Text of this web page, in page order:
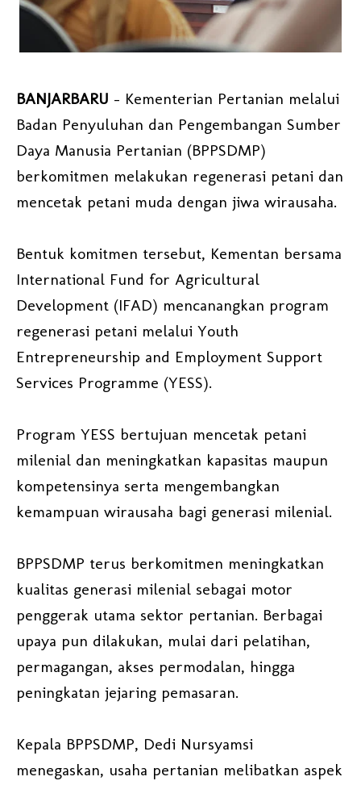
BANJARBARU - Kementerian Pertanian melalui
Badan Penyuluhan dan Pengembangan Sumber
Daya Manusia Pertanian (BPPSDMP)
berkomitmen melakukan regenerasi petani dan
mencetak petani muda dengan jiwa wirausaha.
Bentuk komitmen tersebut, Kementan bersama
International Fund for Agricultural
Development (IFAD) mencanangkan program
regenerasi petani melalui Youth
Entrepreneurship and Employment Support
Services Programme (YESS).
Program YESS bertujuan mencetak petani
milenial dan meningkatkan kapasitas maupun
kompetensinya serta mengembangkan
kemampuan wirausaha bagi generasi milenial.
BPPSDMP terus berkomitmen meningkatkan
kualitas generasi milenial sebagai motor
penggerak utama sektor pertanian. Berbagai
upaya pun dilakukan, mulai dari pelatihan,
permagangan, akses permodalan, hingga
peningkatan jejaring pemasaran.
Kepala BPPSDMP, Dedi Nursyamsi
menegaskan, usaha pertanian melibatkan aspek